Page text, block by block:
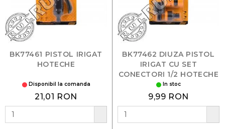
BK77461 PISTOL IRIGAT
HOTECHE
Disponibil la comanda
21,01 RON
BK77462 DIUZA PISTOL
IRIGAT CU SET
CONECTORI 1/2 HOTECHE
In stoc
9,99 RON